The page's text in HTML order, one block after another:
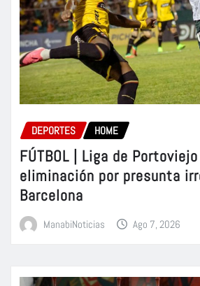
DEPORTES HOME
FÚTBOL | Liga de
eliminación por presunta
Barcelona
ManabiNoticias Ago 7, 2026